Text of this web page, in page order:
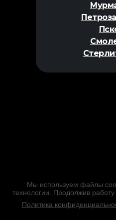
Мы используем файлы
технологии. Продолжив
Политика